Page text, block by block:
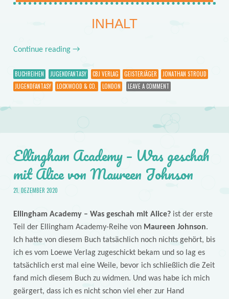
INHALT
Continue reading →
BUCHREIHEN JUGENDFANTASY CBJ VERLAG GEISTERJÄGER
JONATHAN STROUD
JUGENDFANTASY
LOCKWOOD & CO. LONDON LEAVE A COMMENT
Ellingham Academy – Was geschah
mit Alice von Maureen Johnson
21. DEZEMBER 2020
Ellingham Academy – Was geschah mit Alice?ist der erste
Teil der Ellingham Academy-Reihe vonMaureen Johnson.
Ich hatte von diesem Buch tatsächlich noch nichts gehört, bis
ich es vom Loewe Verlag zugeschickt bekam und so lag es
tatsächlich erst mal eine Weile, bevor ich schließlich die Zeit
fand mich diesem Buch zu widmen. Und was habe ich mich
geärgert, dass ich es nicht schon viel eher zur Hand